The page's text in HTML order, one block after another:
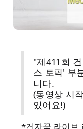
"제411회
스 토픽' 부
니다.
(동영상 시
있어요!)
*건자꿈 라이브